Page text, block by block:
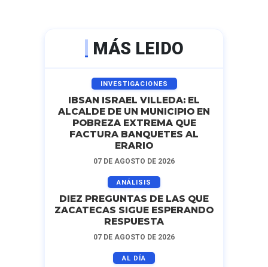
MÁS LEIDO
INVESTIGACIONES
IBSAN ISRAEL VILLEDA: EL
ALCALDE DE UN MUNICIPIO EN
POBREZA EXTREMA QUE
FACTURA BANQUETES AL
ERARIO
07 DE AGOSTO DE 2026
ANÁLISIS
DIEZ PREGUNTAS DE LAS QUE
ZACATECAS SIGUE ESPERANDO
RESPUESTA
07 DE AGOSTO DE 2026
AL DÍA